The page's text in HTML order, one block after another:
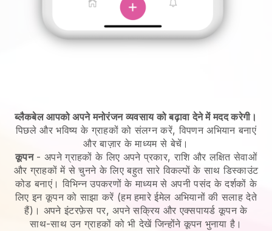
ब्लैकबेल आपको अपने मनोरंजन व्यवसाय को बढ़ावा देने में मदद करेगी।
पिछले और भविष्य के ग्राहकों को संलग्न करें, विपणन अभियान बनाएं
और बाज़ार के माध्यम से बेचें।
कूपन- अपने ग्राहकों के लिए अपने प्रकार, राशि और लक्षित सेवाओं
और ग्राहकों में से चुनने के लिए बहुत सारे विकल्पों के साथ डिस्काउंट
कोड बनाएं। विभिन्न उपकरणों के माध्यम से अपनी पसंद के दर्शकों के
लिए इन कूपन को साझा करें (हम हमारे ईमेल अभियानों की सलाह देते
हैं)। अपने इंटरफ़ेस पर, अपने सक्रिय और एक्सपायर्ड कूपन के
साथ-साथ उन ग्राहकों को भी देखें जिन्होंने कूपन भुनाया है।